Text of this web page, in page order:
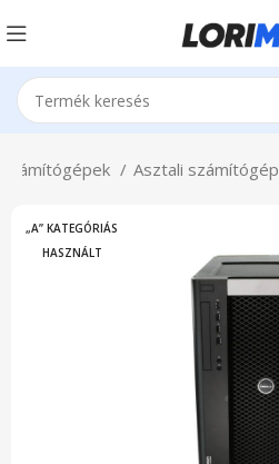
Számítógépek Asztali számítógép
„A” KATEGÓRIÁS
HASZNÁLT